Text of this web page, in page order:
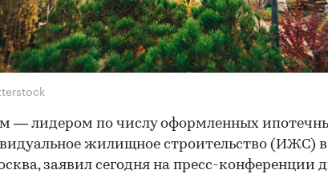
— лидером по числу оформленных
жилищное строительство (ИЖС) в
заявил сегодня на пресс-конференции